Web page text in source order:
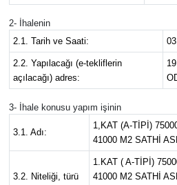
2- İhalenin
2.1. Tarih ve Saati:
2.2. Yapılacağı (e-tekliflerin
açılacağı) adres:
3- İhale konusu yapım işinin
3.1. Adı:
1,KAT (A-TİPİ)
41000 M2 SATHİ
3.2. Niteliği, türü
1.KAT ( A-TİPİ)
41000 M2 SATHİ